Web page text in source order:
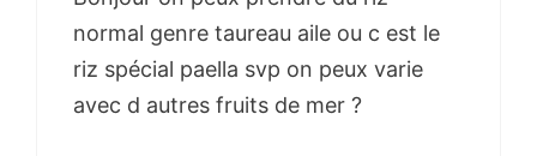
normal genre taureau aile ou c est le
riz spécial paella svp on peux varie
avec d autres fruits de mer ?